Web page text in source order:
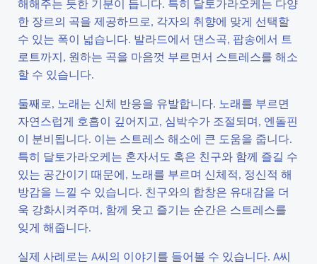
해해주는 듯한 기분이 듭니다. 특히 달토가라오케는 다양
한 장르의 곡을 제공하므로, 각자의 취향에 맞게 선택할
수 있는 폭이 넓습니다. 발라드에서 댄스곡, 팝송에서 트
로트까지, 원하는 곡을 마음껏 부르면서 스트레스를 해소
할 수 있습니다.
둘째로, 노래는 신체 반응을 유발합니다. 노래를 부르면
자연스럽게 호흡이 깊어지고, 심박수가 조절되며, 엔돌핀
이 분비됩니다. 이는 스트레스 해소에 큰 도움을 줍니다.
특히 달토가라오케는 혼자서도 혹은 친구와 함께 즐길 수
있는 공간이기 때문에, 노래를 부르며 신체적, 정신적 해
방감을 느낄 수 있습니다. 친구와의 합창은 유대감을 더
욱 강화시켜주며, 함께 웃고 즐기는 순간은 스트레스를
잊게 해줍니다.
실제 사례로는 A씨의 이야기를 들어볼 수 있습니다. A씨